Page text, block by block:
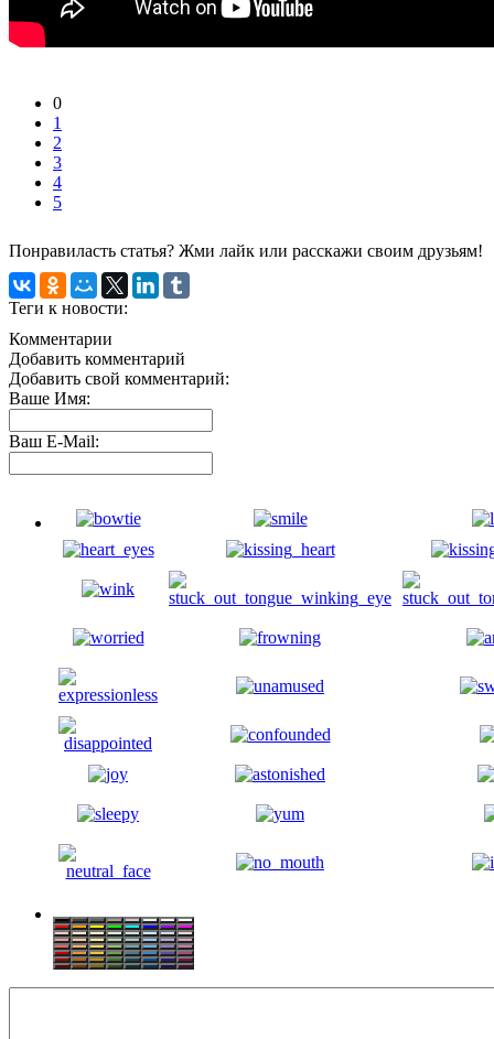
0
1
2
3
4
5
Понравиласть статья? Жми лайк или расскажи своим друзьям!
Теги к новости:
Комментарии
Добавить комментарий
Добавить свой комментарий:
Ваше Имя:
Ваш E-Mail: